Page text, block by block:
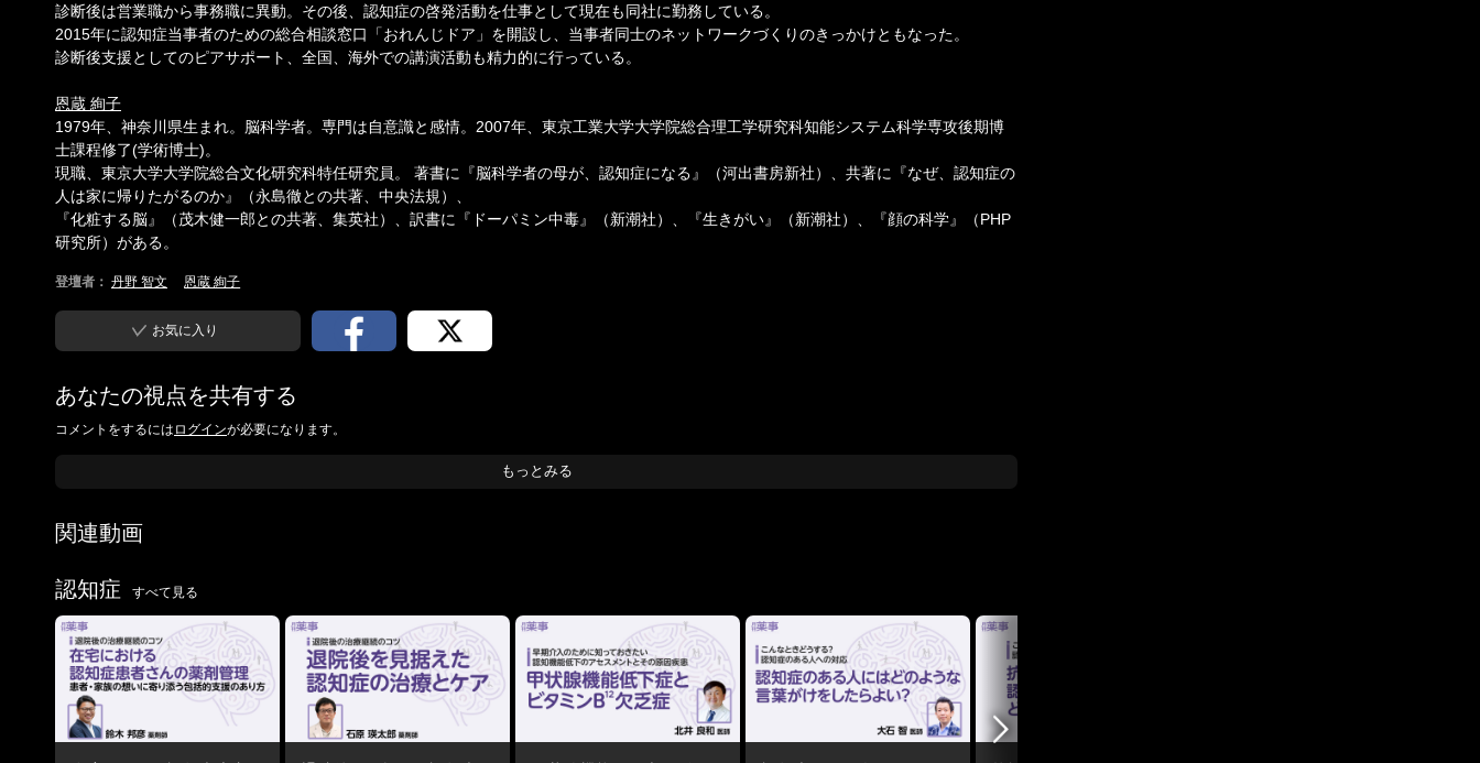
診断後は営業職から事務職に異動。その後、認知症の啓発活動を仕事として現在も同社に勤務している。
2015年に認知症当事者のための総合相談窓口「おれんじドア」を開設し、当事者同士のネットワークづくりのきっかけともなった。
診断後支援としてのピアサポート、全国、海外での講演活動も精力的に行っている。
恩蔵 絢子
1979年、神奈川県生まれ。脳科学者。専門は自意識と感情。2007年、東京工業大学大学院総合理工学研究科知能システム科学専攻後期博
士課程修了(学術博士)。
現職、東京大学大学院総合文化研究科特任研究員。 著書に『脳科学者の母が、認知症になる』（河出書房新社）、共著に『なぜ、認知症の
人は家に帰りたがるのか』（永島徹との共著、中央法規）、
『化粧する脳』（茂木健一郎との共著、集英社）、訳書に『ドーパミン中毒』（新潮社）、『生きがい』（新潮社）、『顔の科学』（PHP
研究所）がある。
登壇者： 丹野 智文 恩蔵 絢子
お気に入り
あなたの視点を共有する
コメントをするには ログインが必要になります。
もっとみる
関連動画
認知症 すべて見る